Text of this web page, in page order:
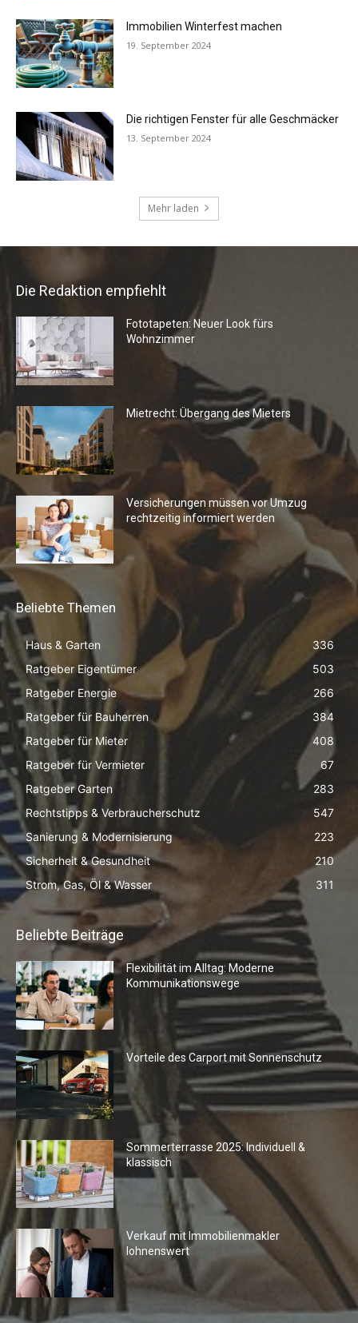
Die Redaktion empfiehlt
Fototapeten: Neuer Look fürs
Wohnzimmer
Mietrecht: Übergang des Mieters
Versicherungen müssen vor Umzug
rechtzeitig informiert werden
Beliebte Themen
Haus & Garten
336
Ratgeber Eigentümer
503
Ratgeber Energie
266
Ratgeber für Bauherren
384
Ratgeber für Mieter
408
Ratgeber für Vermieter
67
Ratgeber Garten
283
Rechtstipps & Verbraucherschutz
547
Sanierung & Modernisierung
223
Sicherheit & Gesundheit
210
Strom, Gas, Öl & Wasser
311
Beliebte Beiträge
Flexibilität im Alltag: Moderne
Kommunikationswege
Vorteile des Carport mit Sonnenschutz
Sommerterrasse 2025: Individuell &
klassisch
Verkauf mit Immobilienmakler
lohnenswert